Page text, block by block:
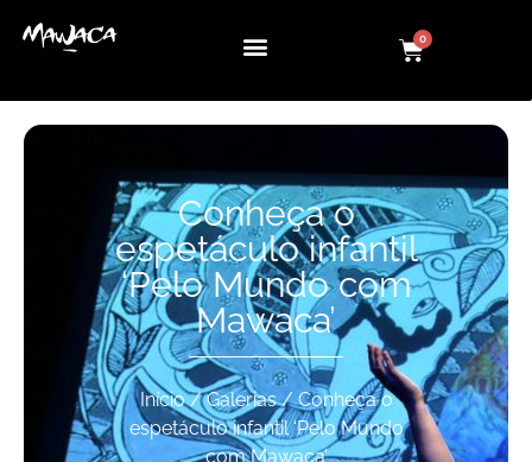
0
Conheça o
espetáculo infantil
‘Pelo Mundo com
Mawaca’
Início/Galerias/ Conheça o
espetáculo infantil ‘Pelo Mundo
com Mawaca’